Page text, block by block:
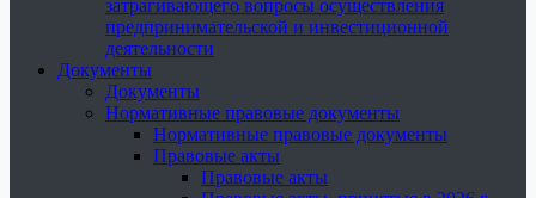
затрагивающего вопросы осуществления
предпринимательской и инвестиционной
деятельности
Документы
Документы
Нормативные правовые документы
Нормативные правовые документы
Правовые акты
Правовые акты